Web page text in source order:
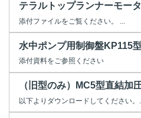
テラルトップランナーモー
添付ファイルをご覧ください。 ...
水中ポンプ用制御盤KP115
添付資料をご参照ください
（旧型のみ）MC5型直結加
以下よりダウンロードしてください。...